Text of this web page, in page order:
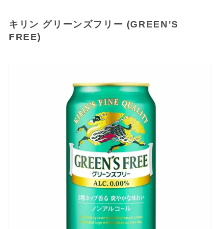
キリン グリーンズフリー (GREEN’S
FREE)